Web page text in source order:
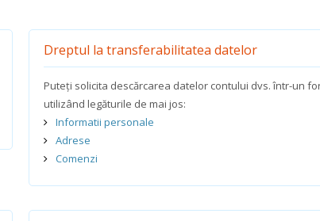
Dreptul la transferabilitatea datelor
Puteți solicita descărcarea datelor contului dvs. într-un
utilizând legăturile de mai jos:
Informatii personale
Adrese
Comenzi